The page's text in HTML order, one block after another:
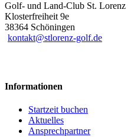
Golf- und Land-Club St. Lorenz
Klosterfreiheit 9e
38364 Schöningen
kontakt@stlorenz-golf.de
Informationen
Startzeit buchen
Aktuelles
Ansprechpartner